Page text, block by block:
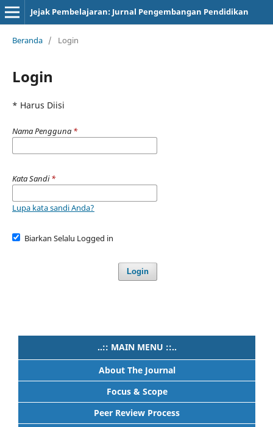
Jejak Pembelajaran: Jurnal Pengembangan Pendidikan
Beranda / Login
Login
* Harus Diisi
Nama Pengguna *
Kata Sandi*
Lupa kata sandi Anda?
Biarkan Selalu Logged in
Login
..:: MAIN MENU ::..
About The Journal
Focus & Scope
Peer Review Process